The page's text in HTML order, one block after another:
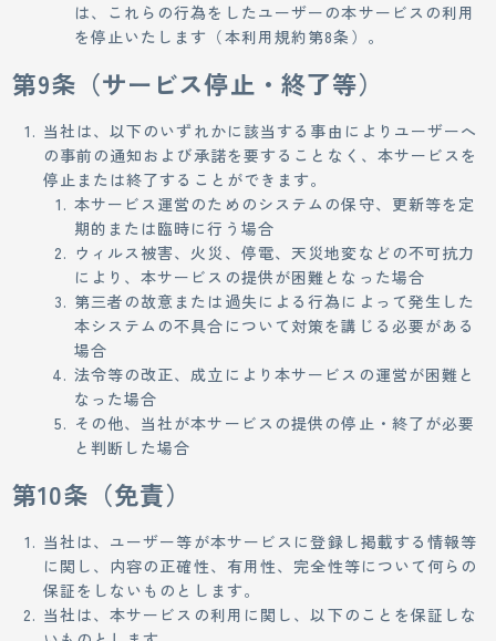
は、これらの行為をしたユーザーの本サービスの利用
を停止いたします（本利用規約第8条）。
第9条（サービス停止・終了等）
当社は、以下のいずれかに該当する事由によりユーザーへ
の事前の通知および承諾を要することなく、本サービスを
停止または終了することができます。
本サービス運営のためのシステムの保守、更新等を定
期的または臨時に行う場合
ウィルス被害、火災、停電、天災地変などの不可抗力
により、本サービスの提供が困難となった場合
第三者の故意または過失による行為によって発生した
本システムの不具合について対策を講じる必要がある
場合
法令等の改正、成立により本サービスの運営が困難と
なった場合
その他、当社が本サービスの提供の停止・終了が必要
と判断した場合
第10条（免責）
当社は、ユーザー等が本サービスに登録し掲載する情報等
に関し、内容の正確性、有用性、完全性等について何らの
保証をしないものとします。
当社は、本サービスの利用に関し、以下のことを保証しな